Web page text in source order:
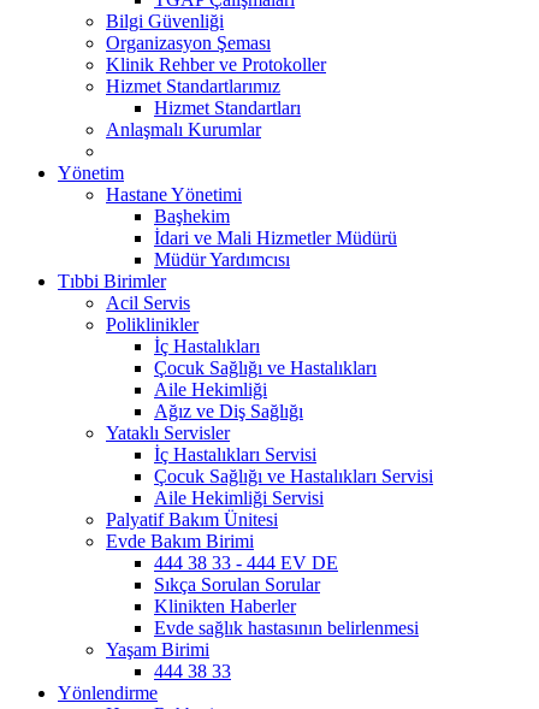
Bilgi Güvenliği
Organizasyon Şeması
Klinik Rehber ve Protokoller
Hizmet Standartlarımız
Hizmet Standartları
Anlaşmalı Kurumlar
Yönetim
Hastane Yönetimi
Başhekim
İdari ve Mali Hizmetler Müdürü
Müdür Yardımcısı
Tıbbi Birimler
Acil Servis
Poliklinikler
İç Hastalıkları
Çocuk Sağlığı ve Hastalıkları
Aile Hekimliği
Ağız ve Diş Sağlığı
Yataklı Servisler
İç Hastalıkları Servisi
Çocuk Sağlığı ve Hastalıkları Servisi
Aile Hekimliği Servisi
Palyatif Bakım Ünitesi
Evde Bakım Birimi
444 38 33 - 444 EV DE
Sıkça Sorulan Sorular
Klinikten Haberler
Evde sağlık hastasının belirlenmesi
Yaşam Birimi
444 38 33
Yönlendirme